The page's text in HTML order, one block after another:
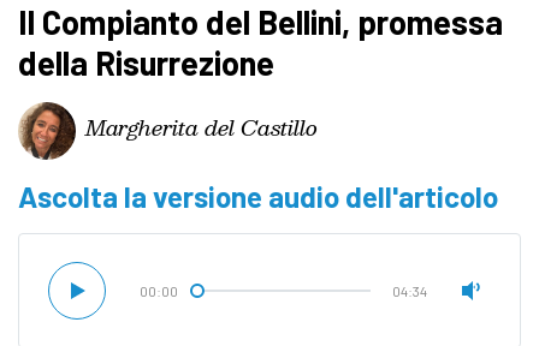
Il Compianto del Bellini, promessa
della Risurrezione
Margherita del Castillo
Ascolta la versione audio dell'articolo
00:00 04:34